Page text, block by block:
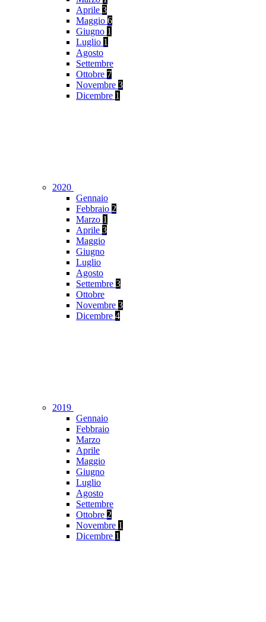
Aprile 3
Maggio 6
Giugno 1
Luglio 1
Agosto
Settembre
Ottobre 7
Novembre 3
Dicembre 1
2020
Gennaio
Febbraio 2
Marzo 1
Aprile 3
Maggio
Giugno
Luglio
Agosto
Settembre 3
Ottobre
Novembre 3
Dicembre 4
2019
Gennaio
Febbraio
Marzo
Aprile
Maggio
Giugno
Luglio
Agosto
Settembre
Ottobre 2
Novembre 1
Dicembre 1